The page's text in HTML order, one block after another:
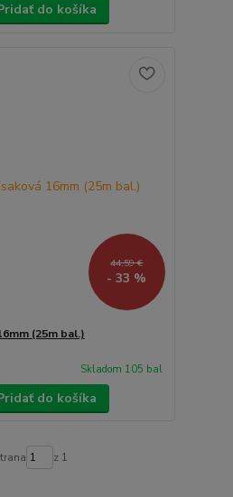
do košíka
44,59 €
- 33 %
(25m bal.)
Skladom 105 bal
do košíka
z 1